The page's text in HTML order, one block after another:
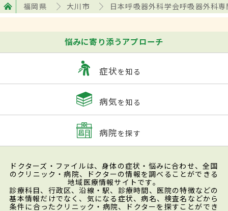
福岡県 大川市 日本呼吸器外科学会呼吸器外科
悩みに寄り添うアプローチ
症状を知る
病気を知る
病院を探す
ドクターズ・ファイルは、身体の症状・悩みに合わせ、全国
のクリニック・病院、ドクターの情報を調べることができる
地域医療情報サイトです。
診療科目、行政区、沿線・駅、診療時間、医院の特徴などの
基本情報だけでなく、気になる症状、病名、検査名などから
条件に合ったクリニック・病院、ドクターを探すことができ